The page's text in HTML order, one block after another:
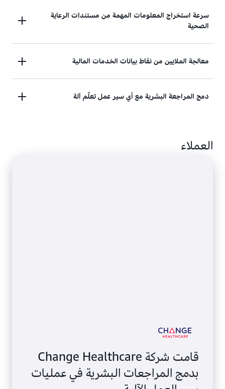
سرعة استخراج المعلومات المهمة من مستندات الرعاية
الصحية
يُمكنك بطريقة تلقائية معالجة مطالبات التأمين، ونماذج
الحساسة.
معالجة الملايين من نقاط بيانات الخدمات المالية
يُمكنك تحليل البيانات المهيكلة والبيانات غير المهيكلة
دمج المراجعة البشرية مع أي سير عمل تعلّم آلة
العملاء
قامت شركة Change Healthcare
بدمج المراجعات البشرية في عمليات